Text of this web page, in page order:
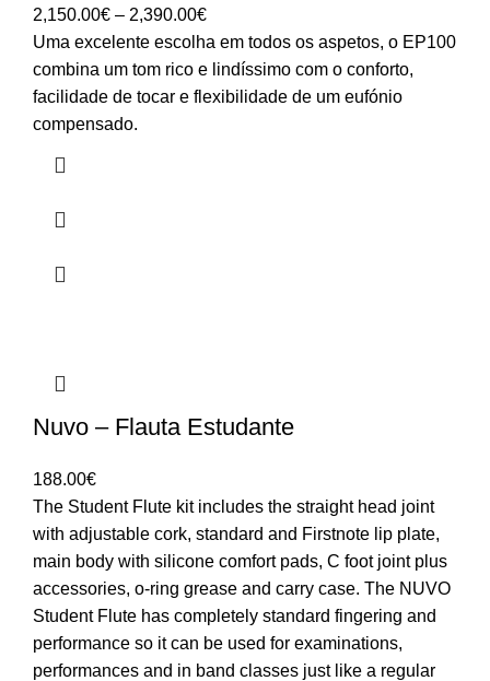
2,150.00€ – 2,390.00€Price
range:
2,150.00€
through
Uma excelente escolha em todos os aspetos, o EP100
combina um tom rico e lindíssimo com o conforto,
facilidade de tocar e flexibilidade de um eufónio
compensado.
Nuvo – Flauta Estudante
188.00€
The Student Flute kit includes the straight head joint
with adjustable cork, standard and Firstnote lip plate,
main body with silicone comfort pads, C foot joint plus
accessories, o-ring grease and carry case. The NUVO
Student Flute has completely standard fingering and
performance so it can be used for examinations,
performances and in band classes just like a regular